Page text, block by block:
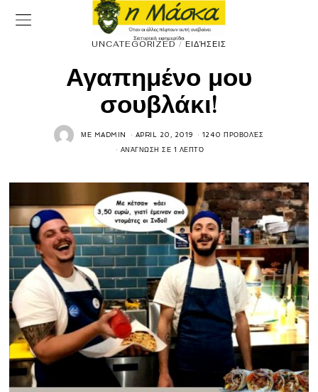
UNCATEGORIZED / ΕΙΔΉΣΕΙΣ
Αγαπημένο μου
σουβλάκι!
ΜΕ MADMIN APRIL 20, 2019 1240 ΠΡΟΒΟΛΈΣ
ΑΝΆΓΝΩΣΗ ΣΕ 1 ΛΕΠΤΌ